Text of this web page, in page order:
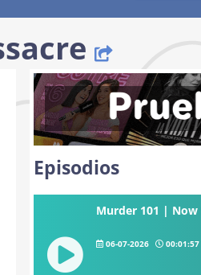
Episodios
Murder 101 | Now
06-07-2026 00:01:57